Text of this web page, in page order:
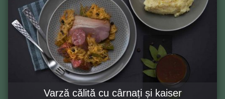
Varză călită cu cârnați și kaiser